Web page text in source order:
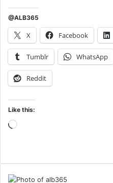
@ALB365
X Facebook
Tumblr WhatsApp
Reddit
Like this:
Loading…